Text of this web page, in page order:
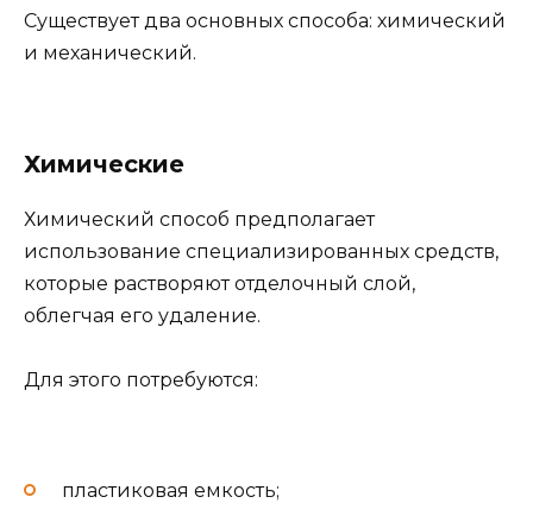
Существует два основных способа: химический
и механический.
Химические
Химический способ предполагает
использование специализированных средств,
которые растворяют отделочный слой,
облегчая его удаление.
Для этого потребуются:
пластиковая емкость;